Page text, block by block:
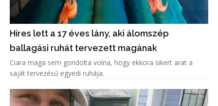
Híres lett a 17 éves lány, aki álomszép
ballagási ruhát tervezett magának
Ciara maga sem gondolta volna, hogy ekkora sikert arat a
saját tervezésű egyedi ruhája.